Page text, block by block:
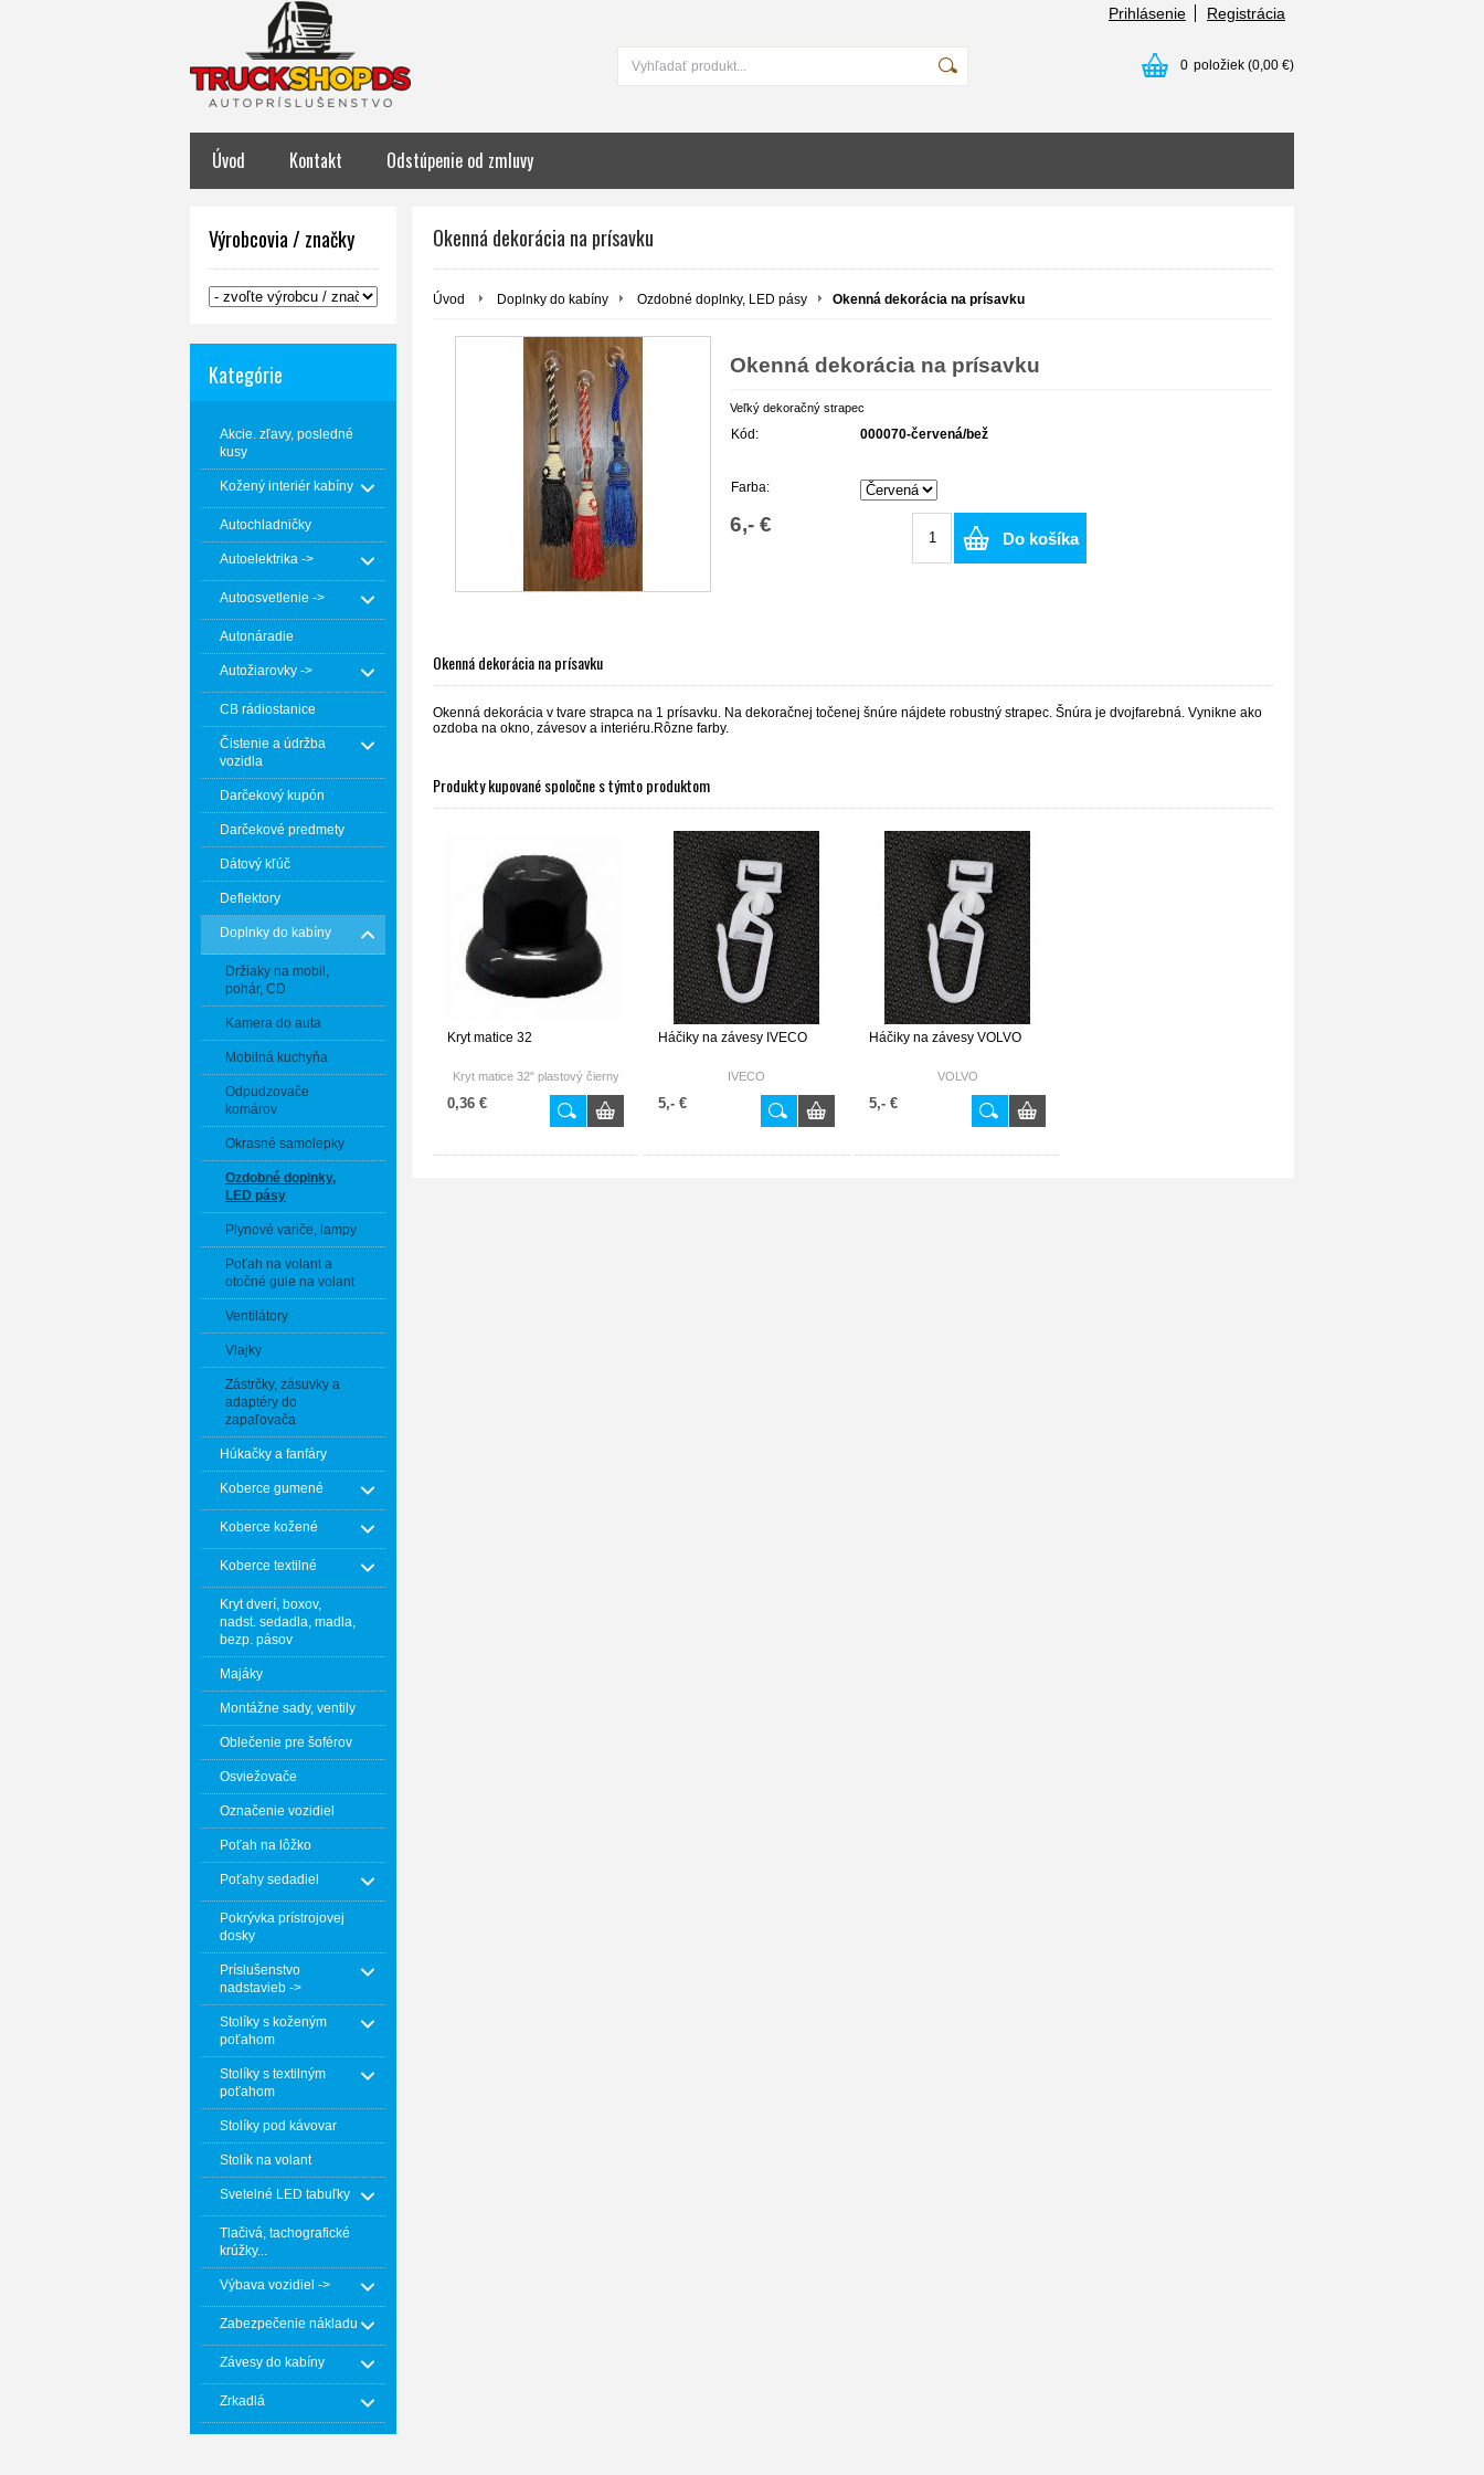
Prihlásenie Registrácia
0 položiek (0,00 €)
Úvod Kontakt Odstúpenie od zmluvy
Výrobcovia / značky
Kategórie
Akcie. zľavy, posledné
kusy
Kožený interiér kabíny
Autochladničky
Autoelektrika ->
Autoosvetlenie ->
Autonáradie
Autožiarovky ->
CB rádiostanice
Čistenie a údržba
vozidla
Darčekový kupón
Darčekové predmety
Dátový kľúč
Deflektory
Doplnky do kabíny
Držiaky na mobil,
pohár, CD
Kamera do auta
Mobilná kuchyňa
Odpudzovače
komárov
Okrasné samolepky
Ozdobné doplnky,
LED pásy
Plynové variče, lampy
Poťah na volant a
otočné gule na volant
Ventilátory
Vlajky
Zástrčky, zásuvky a
adaptéry do
zapaľovača
Húkačky a fanfáry
Koberce gumené
Koberce kožené
Koberce textilné
Kryt dverí, boxov,
nadst. sedadla, madla,
bezp. pásov
Majáky
Montážne sady, ventily
Oblečenie pre šoférov
Osviežovače
Označenie vozidiel
Poťah na lôžko
Poťahy sedadiel
Pokrývka prístrojovej
dosky
Príslušenstvo
nadstavieb ->
Stolíky s koženým
poťahom
Stolíky s textilným
poťahom
Stolíky pod kávovar
Stolík na volant
Svetelné LED tabuľky
Tlačivá, tachografické
krúžky...
Výbava vozidiel ->
Zabezpečenie nákladu
Závesy do kabíny
Zrkadlá
Okenná dekorácia na prísavku
Úvod Doplnky do kabíny Ozdobné doplnky, LED pásy Okenná dekorácia na prísavku
Okenná dekorácia na prísavku
Veľký dekoračný strapec
Kód: 000070-červená/bež
Farba:
6,- €
Do košíka
Okenná dekorácia na prísavku
Okenná dekorácia v tvare strapca na 1 prísavku. Na dekoračnej točenej šnúre nájdete robustný strapec. Šnúra je dvojfarebná. Vynikne ako
ozdoba na okno, závesov a interiéru.Rôzne farby.
Produkty kupované spoločne s týmto produktom
Kryt matice 32
Kryt matice 32" plastový čierny
0,36 €
Háčiky na závesy IVECO
IVECO
5,- €
Háčiky na závesy VOLVO
VOLVO
5,- €